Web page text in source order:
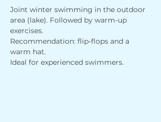
Joint winter swimming in the outdoor
area (lake). Followed by warm-up
exercises.
Recommendation: flip-flops and a
warm hat.
Ideal for experienced swimmers.